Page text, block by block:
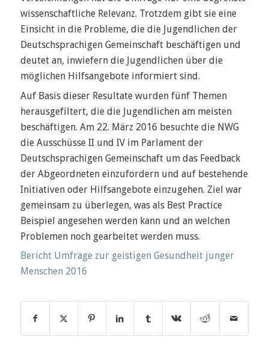
wissenschaftliche Relevanz. Trotzdem gibt sie eine
Einsicht in die Probleme, die die Jugendlichen der
Deutschsprachigen Gemeinschaft beschäftigen und
deutet an, inwiefern die Jugendlichen über die
möglichen Hilfsangebote informiert sind.
Auf Basis dieser Resultate wurden fünf Themen
herausgefiltert, die die Jugendlichen am meisten
beschäftigen. Am 22. März 2016 besuchte die NWG
die Ausschüsse II und IV im Parlament der
Deutschsprachigen Gemeinschaft um das Feedback
der Abgeordneten einzufordern und auf bestehende
Initiativen oder Hilfsangebote einzugehen. Ziel war
gemeinsam zu überlegen, was als Best Practice
Beispiel angesehen werden kann und an welchen
Problemen noch gearbeitet werden muss.
Bericht Umfrage zur geistigen Gesundheit junger
Menschen 2016